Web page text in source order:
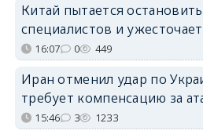
Китай пытается
специалистов и
16:07 0 449
Иран отменил удар по
требует компенсацию за
15:46 3 1233